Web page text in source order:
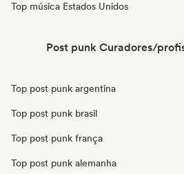
Top música Estados Unidos
Post punk Curadores/
Top post punk argentina
Top post punk brasil
Top post punk frança
Top post punk alemanha